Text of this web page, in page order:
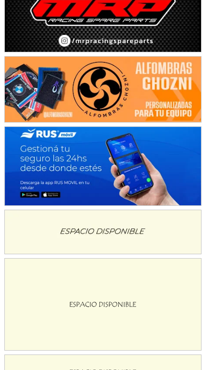
KDO - F6
Ciudad de Trenque Lauquen (Asfalto)
Trenque Lauquen (Buenos Aires)
ENTRERRIANO - F6 (POSTERGADA)
Parque de la Velocidad (Asfalto)
Villaguay (Entre Ríos)
VICTORIENSE - F7
El Cerro (Tierra)
Victoria (Entre Ríos)
PATAGONICO - F6
Moto Club Reginense (Tierra)
Gral. E. Godoy (Río Negro)
CSK - F7
Humboldt (Santa Fe)
Ciudad de Avellaneda (Asfalto)